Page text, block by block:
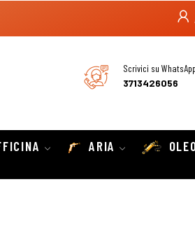
Scrivici su WhatsApp
3713426056
ARIA